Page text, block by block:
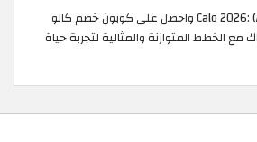
استعمل كود خصم Calo 2026: (ALC) واحصل على كوبون خصم كالو
مع الخطط المتوازنة والمثالية لتجربة حياة